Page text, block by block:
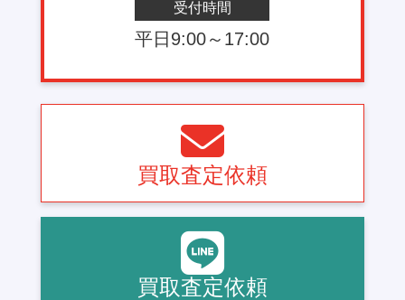
受付時間
平日9:00～17:00
買取査定依頼
買取査定依頼